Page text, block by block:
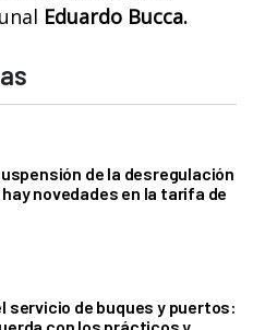
Eduardo Bucca.
de la desregulación
novedades en la tarifa de
servicio de buques y puertos: